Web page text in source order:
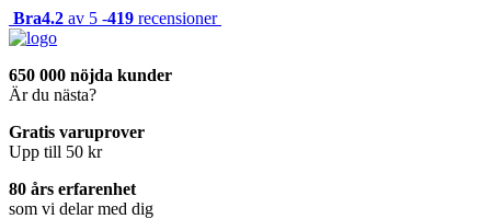
Bra4.2 av 5 -419 recensioner
650 000 nöjda kunder
Är du nästa?
Gratis varuprover
Upp till 50 kr
80 års erfarenhet
som vi delar med dig